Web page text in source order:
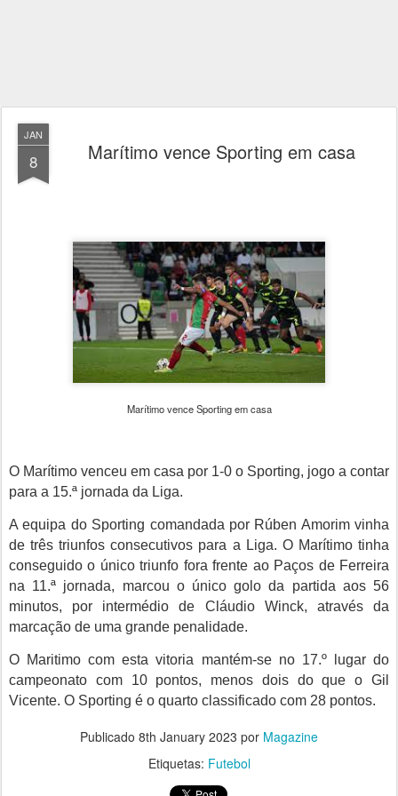
JAN
8 Marítimo vence Sporting em casa
Marítimo vence Sporting em casa
O Marítimo venceu em casa por 1-0 o Sporting, jogo a contar
para a 15.ª jornada da Liga.
A equipa do Sporting comandada por Rúben Amorim vinha
de três triunfos consecutivos para a Liga. O Marítimo tinha
conseguido o único triunfo fora frente ao Paços de Ferreira
na 11.ª jornada, marcou o único golo da partida aos 56
minutos, por intermédio de Cláudio Winck, através da
marcação de uma grande penalidade.
O Maritimo com esta vitoria mantém-se no 17.º lugar do
campeonato com 10 pontos, menos dois do que o Gil
Vicente. O Sporting é o quarto classificado com 28 pontos.
Publicado 8th January 2023 por Magazine
Etiquetas: Futebol